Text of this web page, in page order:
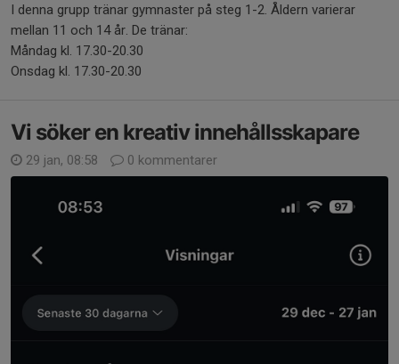
I denna grupp tränar gymnaster på steg 1-2. Åldern varierar
mellan 11 och 14 år. De tränar:
Måndag kl. 17.30-20.30
Onsdag kl. 17.30-20.30
Vi söker en kreativ innehållsskapare
29 jan, 08:58 0 kommentarer